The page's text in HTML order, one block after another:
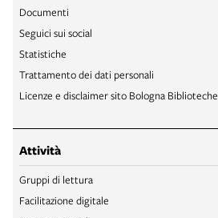
Documenti
Seguici sui social
Statistiche
Trattamento dei dati personali
Licenze e disclaimer sito Bologna Biblioteche
Attività
Gruppi di lettura
Facilitazione digitale